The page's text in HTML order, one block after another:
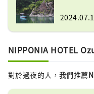
NIPPONIA HOTEL
對於過夜的人，我們推薦